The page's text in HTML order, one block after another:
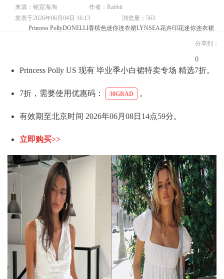
来源：铭宣海淘
作者：Rabbit
发表于2026年06月04日 16:13
浏览量：563
Princess PollyDONELLI香槟色迷你连衣裙LYNSEA花卉印花迷你连衣裙
分享到：
0
Princess Polly US 现有 毕业季小白裙特卖专场 精选7折。
7折，需要使用优惠码： 30GRAD 。
有效期至北京时间 2026年06月08日14点59分。
立即购买>>